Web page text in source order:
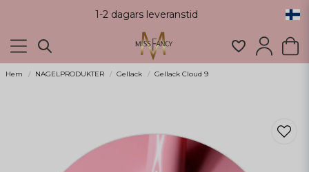
1-2 dagars leveranstid
Hem NAGELPRODUKTER Gellack Gellack Cloud 9